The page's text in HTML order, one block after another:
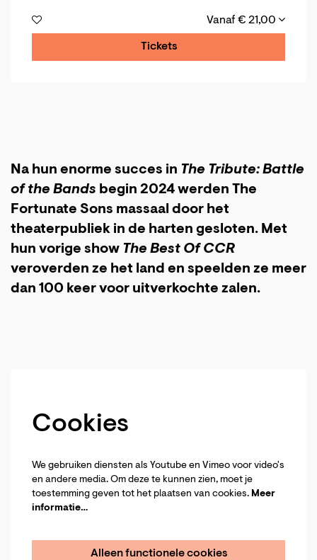
Vanaf € 21,00
Tickets
Na hun enorme succes in The Tribute: Battle
of the Bands begin 2024 werden The
Fortunate Sons massaal door het
theaterpubliek in de harten gesloten. Met
hun vorige show The Best Of CCR
veroverden ze het land en speelden ze meer
dan 100 keer voor uitverkochte zalen.
Cookies
We gebruiken diensten als Youtube en Vimeo voor video's
en andere media. Om deze te kunnen zien, moet je
toestemming geven tot het plaatsen van cookies. Meer
informatie…
Alleen functionele cookies